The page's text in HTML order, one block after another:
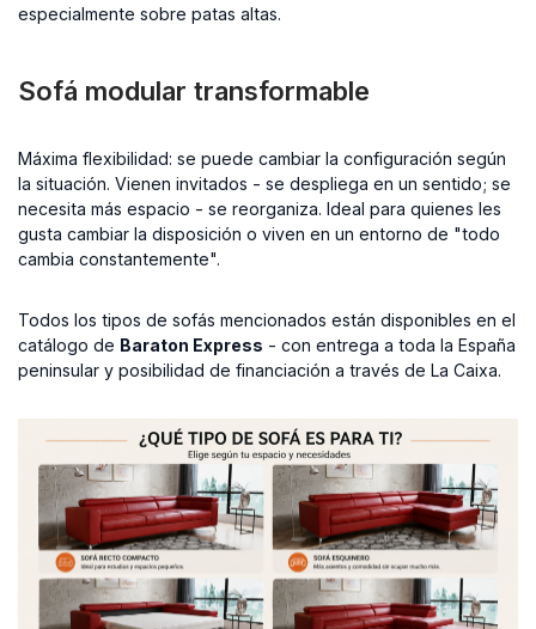
especialmente sobre patas altas.
Sofá modular transformable
Máxima flexibilidad: se puede cambiar la configuración según
la situación. Vienen invitados - se despliega en un sentido; se
necesita más espacio - se reorganiza. Ideal para quienes les
gusta cambiar la disposición o viven en un entorno de "todo
cambia constantemente".
Todos los tipos de sofás mencionados están disponibles en el
catálogo de Baraton Express - con entrega a toda la España
peninsular y posibilidad de financiación a través de La Caixa.